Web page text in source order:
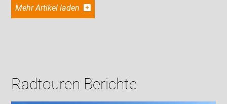
Mehr Artikel laden
Radtouren Berichte